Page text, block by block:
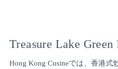
Treasure Lake
Hong Kong Cusineでは、香港式